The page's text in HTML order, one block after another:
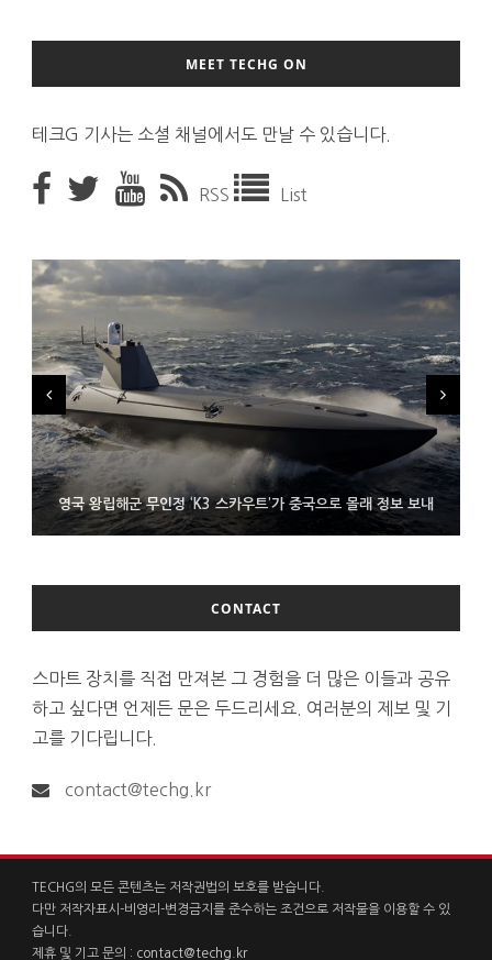
MEET TECHG ON
테크G 기사는 소셜 채널에서도 만날 수 있습니다.
RSS List
영국 왕립해군 무인정 ‘K3 스카우트’가 중국으로 몰래 정보 보내
코레일 ‘종이 없는 승차권’ 서비스 담은 삼성 월렛
시력 조정 기능 얹고 가격 낮춘 공간 디스플레이 안경 ‘비추어 프로
2’ 공개
CONTACT
스마트 장치를 직접 만져본 그 경험을 더 많은 이들과 공유
하고 싶다면 언제든 문은 두드리세요. 여러분의 제보 및 기
고를 기다립니다.
contact@techg.kr
TECHG의 모든 콘텐츠는 저작권법의 보호를 받습니다.
다만 저작자표시-비영리-변경금지를 준수하는 조건으로 저작물을 이용할 수 있
습니다.
제휴 및 기고 문의 : contact@techg.kr